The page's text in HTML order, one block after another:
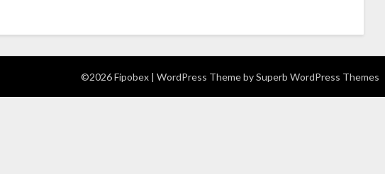
©2026 Fipobex | WordPress Theme bySuperb WordPress Themes